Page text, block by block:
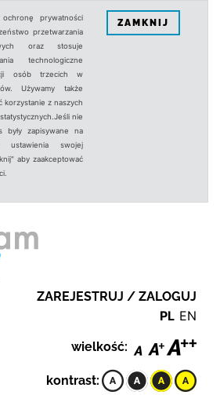
prywatności
przetwarzania
oraz stosuje
technologiczne
osób trzecich w
Używamy także
korzystanie z naszych
nie
były zapisywane na
swojej
aby zaakceptować
ZAMKNIJ
ZAREJESTRUJ / ZALOGUJ
PL EN
wielkość:
kontrast: